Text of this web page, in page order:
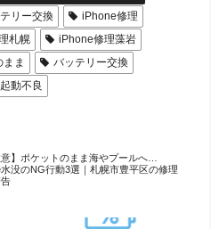
リー交換
iPhone修理
札幌
iPhone修理藻岩
ま
バッテリー交換
起動不良
意】ポケットのまま海やプールへ…
没のNG行動3選｜札幌市豊平区の修理